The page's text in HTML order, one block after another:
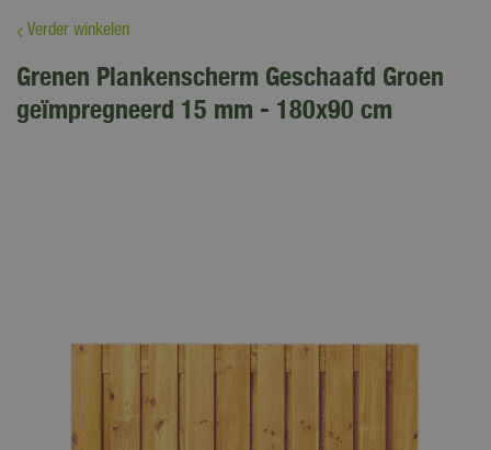
Verder winkelen
Grenen Plankenscherm Geschaafd Groen
geïmpregneerd 15 mm - 180x90 cm